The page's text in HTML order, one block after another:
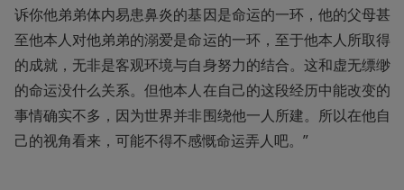
诉你他弟弟体内易患鼻炎的基因是命运的一环，他的父母甚
至他本人对他弟弟的溺爱是命运的一环，至于他本人所取得
的成就，无非是客观环境与自身努力的结合。这和虚无缥缈
的命运没什么关系。但他本人在自己的这段经历中能改变的
事情确实不多，因为世界并非围绕他一人所建。所以在他自
己的视角看来，可能不得不感慨命运弄人吧。”